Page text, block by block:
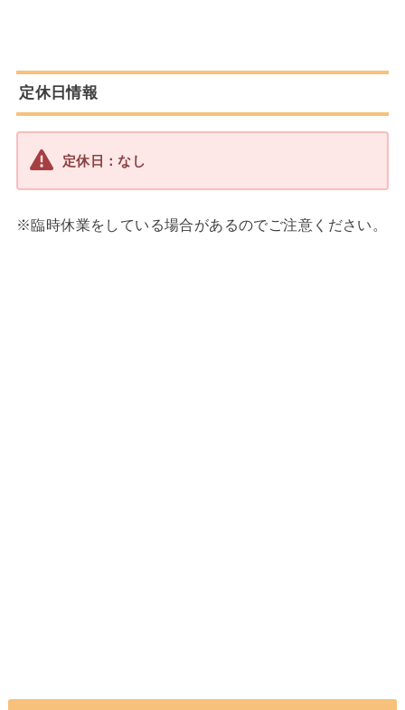
定休日情報
定休日：なし
※臨時休業をしている場合があるのでご注意ください。